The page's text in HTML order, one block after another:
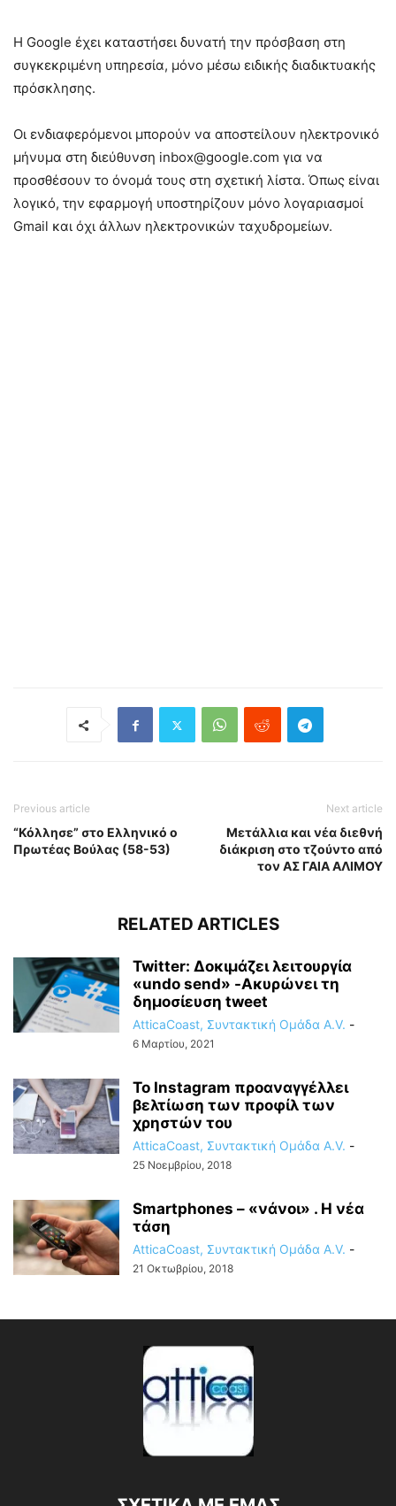
Η Google έχει καταστήσει δυνατή την πρόσβαση στη
συγκεκριμένη υπηρεσία, μόνο μέσω ειδικής διαδικτυακής
πρόσκλησης.
Οι ενδιαφερόμενοι μπορούν να αποστείλουν ηλεκτρονικό
μήνυμα στη διεύθυνση inbox@google.com για να
προσθέσουν το όνομά τους στη σχετική λίστα. Όπως είναι
λογικό, την εφαρμογή υποστηρίζουν μόνο λογαριασμοί
Gmail και όχι άλλων ηλεκτρονικών ταχυδρομείων.
Previous article
“Κόλλησε” στο Ελληνικό ο
Πρωτέας Βούλας (58-53)
Next article
Μετάλλια και νέα διεθνή
διάκριση στο τζούντο από
τον ΑΣ ΓΑΙΑ ΑΛΙΜΟΥ
RELATED ARTICLES
Twitter: Δοκιμάζει λειτουργία
«undo send» -Ακυρώνει τη
δημοσίευση tweet
AtticaCoast, Συντακτική Ομάδα A.V. -
6 Μαρτίου, 2021
Το Instagram προαναγγέλλει
βελτίωση των προφίλ των
χρηστών του
AtticaCoast, Συντακτική Ομάδα A.V. -
25 Νοεμβρίου, 2018
Smartphones – «νάνοι» . Η νέα
τάση
AtticaCoast, Συντακτική Ομάδα A.V. -
21 Οκτωβρίου, 2018